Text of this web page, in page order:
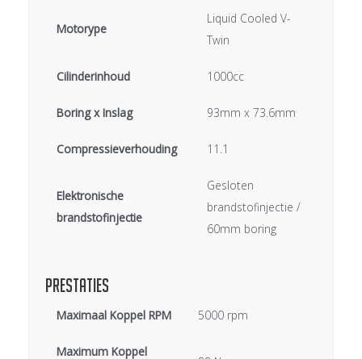
Motorype
Liquid Cooled V-
Twin
Cilinderinhoud 1000cc
Boring x Inslag 93mm x 73.6mm
Compressieverhouding 11.1
Elektronische
brandstofinjectie
Gesloten
brandstofinjectie /
60mm boring
Prestaties
Maximaal Koppel RPM 5000 rpm
Maximum Koppel